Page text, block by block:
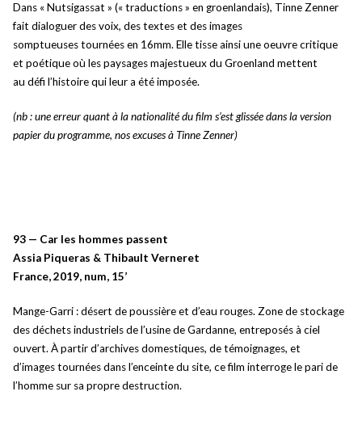
Dans « Nutsigassat » (« traductions » en groenlandais), Tinne Zenner
fait dialoguer des voix, des textes et des images
somptueuses tournées en 16mm. Elle tisse ainsi une oeuvre critique
et poétique où les paysages majestueux du Groenland mettent
au défi l’histoire qui leur a été imposée.
(nb : une erreur quant à la nationalité du film s’est glissée dans la version
papier du programme, nos excuses à Tinne Zenner)
93 — Car les hommes passent
Assia Piqueras & Thibault Verneret
France, 2019, num, 15’
Mange-Garri : désert de poussière et d’eau rouges. Zone de stockage
des déchets industriels de l’usine de Gardanne, entreposés à ciel
ouvert. À partir d’archives domestiques, de témoignages, et
d’images tournées dans l’enceinte du site, ce film interroge le pari de
l’homme sur sa propre destruction.